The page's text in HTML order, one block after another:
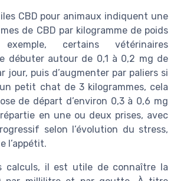
CBD pour animaux indiquent une
de CBD par kilogramme de poids
certains vétérinaires
débuter autour de 0,1 à 0,2 mg de
jour, puis d’augmenter par paliers si
petit chat de 3 kilogrammes, cela
de départ d’environ 0,3 à 0,6 mg
en une ou deux prises, avec
selon l’évolution du stress,
l’appétit.
calculs, il est utile de connaître la